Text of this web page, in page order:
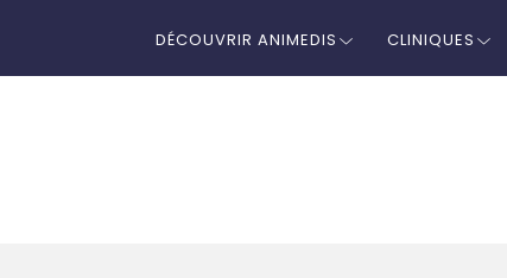
DÉCOUVRIR ANIMEDIS CLINIQUES